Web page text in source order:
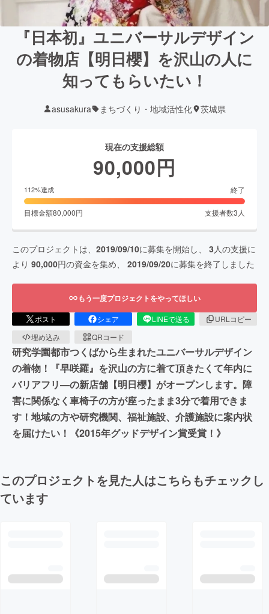
『日本初』ユニバーサルデザイン
の着物店【明日櫻】を沢山の人に
知ってもらいたい！
asusakura まちづくり・地域活性化 茨城県
現在の支援総額
90,000円
112%達成 終了
目標金額80,000円 支援者数3 人
このプロジェクトは、 2019/09/10に募集を開始し、 3 人の支援に
より 90,000円の資金を集め、 2019/09/20に募集を終了しました
もう一度プロジェクトをやってほしい
ポスト シェア LINEで送る
URLコピー
埋め込み
QRコード
研究学園都市つくばから生まれたユニバーサルデザイン
の着物！『早咲羅』を沢山の方に着て頂きたくて年内に
バリアフリ―の新店舗【明日櫻】がオープンします。障
害に関係なく車椅子の方が座ったまま3分で着用できま
す！地域の方や研究機関、福祉施設、介護施設に案内状
を届けたい！《2015年グッドデザイン賞受賞！》
このプロジェクトを見た人はこちらもチェックし
ています